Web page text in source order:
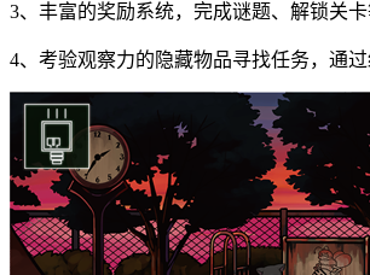
3、丰富的奖励系统，完成谜题、解锁关
4、考验观察力的隐藏物品寻找任务，通